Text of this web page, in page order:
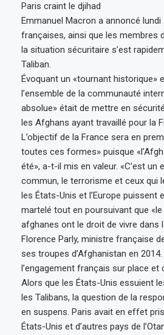
Paris craint le djihad
Emmanuel Macron a annoncé
françaises, ainsi que les membres
la situation sécuritaire s’est
Taliban.
Évoquant un «tournant historique»
l’ensemble de la communauté
absolue» était de mettre en
les Afghans ayant travaillé pour la
L’objectif de la France sera en
toutes ces formes» puisque
été», a-t-il mis en valeur. «C’est
commun, le terrorisme et ceux qui
les États-Unis et l’Europe
martelé tout en poursuivant que
afghanes ont le droit de vivre dans
Florence Parly, ministre française
ses troupes d’Afghanistan en
l’engagement français sur place et
Alors que les États-Unis essuient
les Talibans, la question de la
en suspens. Paris avait en effet
États-Unis et d’autres pays de